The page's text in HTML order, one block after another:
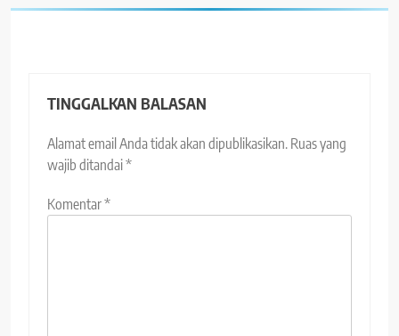
TINGGALKAN BALASAN
Alamat email Anda tidak akan dipublikasikan. Ruas yang
wajib ditandai*
Komentar*